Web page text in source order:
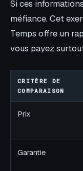
Si ces
méfiance. Cet
Temps offre un
vous payez
CRITÈRE DE
COMPARAISON
Prix
Garantie